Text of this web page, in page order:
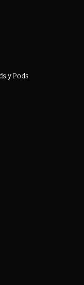
y Pods